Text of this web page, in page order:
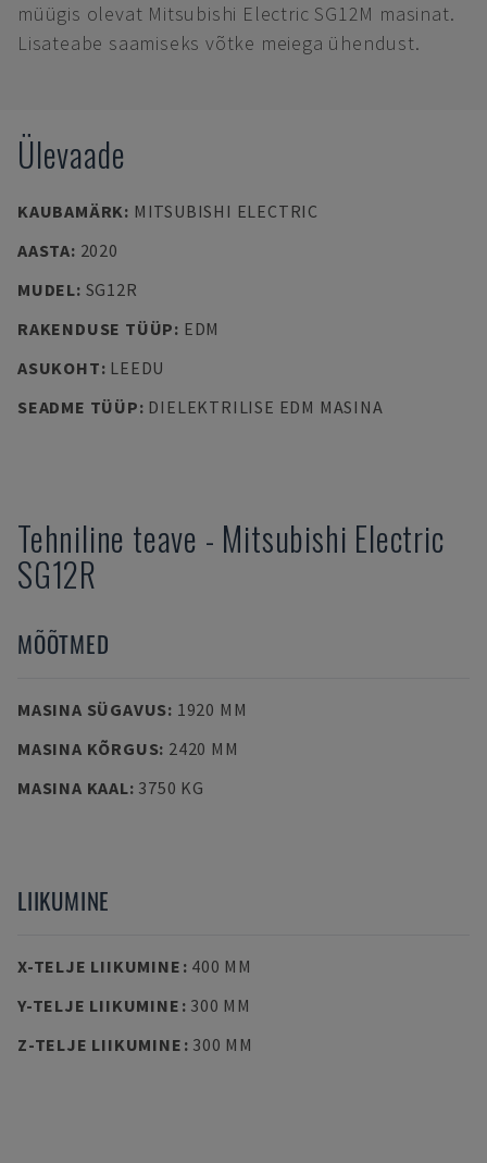
müügis olevat Mitsubishi Electric SG12M masinat.
Lisateabe saamiseks võtke meiega ühendust.
Ülevaade
KAUBAMÄRK: MITSUBISHI ELECTRIC
AASTA: 2020
MUDEL: SG12R
RAKENDUSE TÜÜP: EDM
ASUKOHT: LEEDU
SEADME TÜÜP: DIELEKTRILISE EDM MASINA
Tehniline teave - Mitsubishi Electric
SG12R
MÕÕTMED
MASINA SÜGAVUS: 1920 MM
MASINA KÕRGUS: 2420 MM
MASINA KAAL: 3750 KG
LIIKUMINE
X-TELJE LIIKUMINE : 400 MM
Y-TELJE LIIKUMINE : 300 MM
Z-TELJE LIIKUMINE : 300 MM